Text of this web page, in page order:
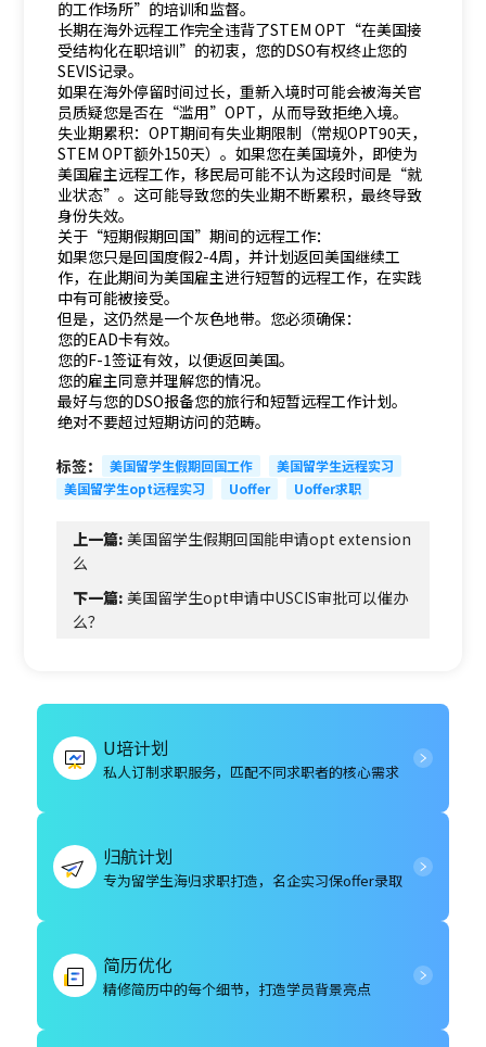
的工作场所”的培训和监督。
长期在海外远程工作完全违背了STEM OPT“在美国接
受结构化在职培训”的初衷，您的DSO有权终止您的
SEVIS记录。
如果在海外停留时间过长，重新入境时可能会被海关官
员质疑您是否在“滥用”OPT，从而导致拒绝入境。
失业期累积：OPT期间有失业期限制（常规OPT90天，
STEM OPT额外150天）。如果您在美国境外，即使为
美国雇主远程工作，移民局可能不认为这段时间是“就
业状态”。这可能导致您的失业期不断累积，最终导致
身份失效。
关于“短期假期回国”期间的远程工作：
如果您只是回国度假2-4周，并计划返回美国继续工
作，在此期间为美国雇主进行短暂的远程工作，在实践
中有可能被接受。
但是，这仍然是一个灰色地带。您必须确保：
您的EAD卡有效。
您的F-1签证有效，以便返回美国。
您的雇主同意并理解您的情况。
最好与您的DSO报备您的旅行和短暂远程工作计划。
绝对不要超过短期访问的范畴。
标签： 美国留学生假期回国工作
美国留学生远程实习
美国留学生opt远程实习
Uoffer Uoffer求职
上一篇:美国留学生假期回国能申请opt extension
么
下一篇:美国留学生opt申请中USCIS审批可以催办
么？
U培计划
私人订制求职服务，匹配不同求职者的核心需求
归航计划
专为留学生海归求职打造，名企实习保offer录取
简历优化
精修简历中的每个细节，打造学员背景亮点